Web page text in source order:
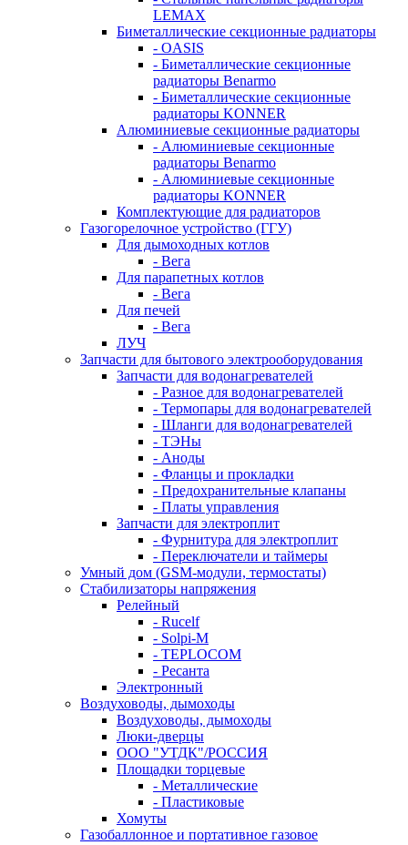
LEMAX
Биметаллические секционные радиаторы
- OASIS
- Биметаллические секционные
радиаторы Benarmo
- Биметаллические секционные
радиаторы KONNER
Алюминиевые секционные радиаторы
- Алюминиевые секционные
радиаторы Benarmo
- Алюминиевые секционные
радиаторы KONNER
Комплектующие для радиаторов
Газогорелочное устройство (ГГУ)
Для дымоходных котлов
- Вега
Для парапетных котлов
- Вега
Для печей
- Вега
ЛУЧ
Запчасти для бытового электрооборудования
Запчасти для водонагревателей
- Разное для водонагревателей
- Термопары для водонагревателей
- Шланги для водонагревателей
- ТЭНы
- Аноды
- Фланцы и прокладки
- Предохранительные клапаны
- Платы управления
Запчасти для электроплит
- Фурнитура для электроплит
- Переключатели и таймеры
Умный дом (GSM-модули, термостаты)
Cтабилизаторы напряжения
Релейный
- Rucelf
- Solpi-M
- TEPLOCOM
- Ресанта
Электронный
Воздуховоды, дымоходы
Воздуховоды, дымоходы
Люки-дверцы
ООО "УТДК"/РОССИЯ
Площадки торцевые
- Металлические
- Пластиковые
Хомуты
Газобаллонное и портативное газовое